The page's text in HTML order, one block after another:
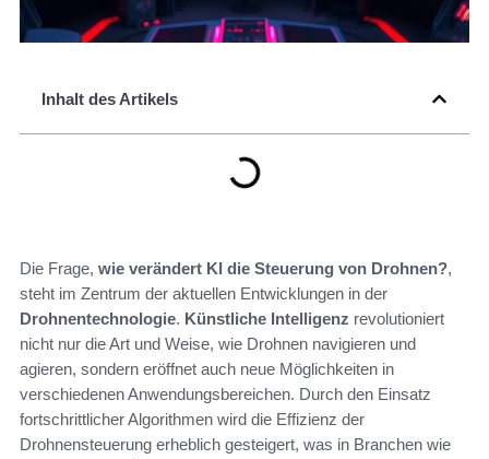
Inhalt des Artikels
Die Frage, wie verändert KI die Steuerung von Drohnen?,
steht im Zentrum der aktuellen Entwicklungen in der
Drohnentechnologie. Künstliche Intelligenz revolutioniert
nicht nur die Art und Weise, wie Drohnen navigieren und
agieren, sondern eröffnet auch neue Möglichkeiten in
verschiedenen Anwendungsbereichen. Durch den Einsatz
fortschrittlicher Algorithmen wird die Effizienz der
Drohnensteuerung erheblich gesteigert, was in Branchen wie